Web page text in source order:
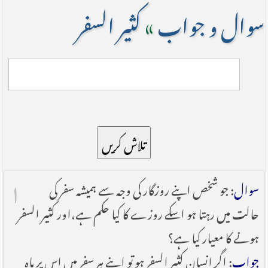
سوال و جواب»کثیر السفر
تلاش کریں
۱ سوال: جو شخص اپنے روزگار کی وجہ سے ہمیشہ سفر کی
حالت میں رہتا ہو اسکے روزے کا کیا حکم ہے،اور کثیر السفر
ہونے کا معیار کیا ہے؟
جواب: اگر انسان کثیر السفر ہو تو اپنے ہر سفر میں اس پر ماہ